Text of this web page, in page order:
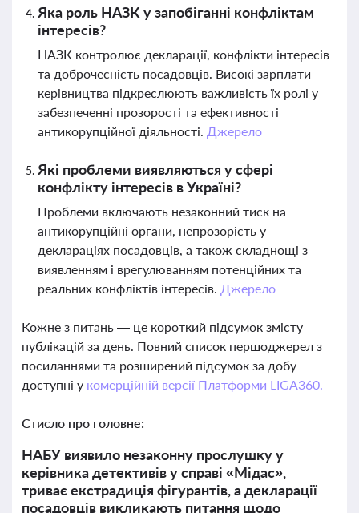
Яка роль НАЗК у запобіганні конфліктам
інтересів?
НАЗК контролює декларації, конфлікти інтересів
та доброчесність посадовців. Високі зарплати
керівництва підкреслюють важливість їх ролі у
забезпеченні прозорості та ефективності
антикорупційної діяльності. Джерело
Які проблеми виявляються у сфері
конфлікту інтересів в Україні?
Проблеми включають незаконний тиск на
антикорупційні органи, непрозорість у
деклараціях посадовців, а також складнощі з
виявленням і врегулюванням потенційних та
реальних конфліктів інтересів. Джерело
Кожне з питань — це короткий підсумок змісту
публікацій за день. Повний список першоджерел з
посиланнями та розширений підсумок за добу
доступні у комерційній версії Платформи LIGA360.
Стисло про головне:
НАБУ виявило незаконну прослушку у
керівника детективів у справі «Мідас»,
триває екстрадиція фігурантів, а декларації
посадовців викликають питання щодо